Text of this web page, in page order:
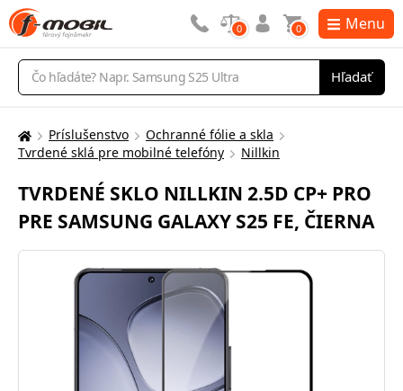
Vyhľadávanie
Hľadať
0 0 Menu
Tu
nachádzate:
Príslušenstvo
Ochranné fólie a skla
Tvrdené sklá pre mobilné telefóny
Nillkin
TVRDENÉ SKLO NILLKIN 2.5D CP+ PRO
PRE SAMSUNG GALAXY S25 FE, ČIERNA